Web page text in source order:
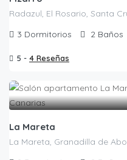
3 Dormitorios 2 Baños
5 - 4 Reseñas
La Mareta